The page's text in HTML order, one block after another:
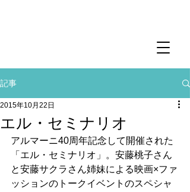
記事
エル・セミナリオ
2015年10月22日
アルマーニ40周年記念して開催された
「エル・セミナリオ」。安藤桃子さん
と安藤サクラさん姉妹による映画×ファ
ッションのトークイベントのスペシャ